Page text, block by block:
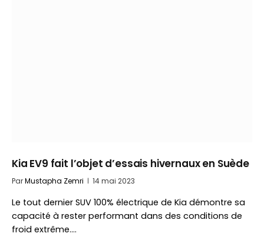
Kia EV9 fait l’objet d’essais hivernaux en Suède
ParMustapha Zemri 14 mai 2023
Le tout dernier SUV 100% électrique de Kia démontre sa
capacité à rester performant dans des conditions de
froid extrême.…